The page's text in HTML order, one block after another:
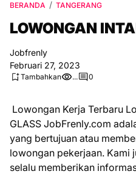
BERANDA TANGERANG
LOWONGAN
Jobfrenly
Februari 27, 2023
Tambahkan ... 0
Lowongan Kerja Terbaru
GLASS JobFrenly.com
yang bertujuan atau
lowongan pekerjaan. Kami
selalu memberikan